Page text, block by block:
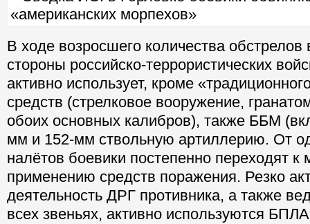
В ходе возросшего количества
стороны российско-террористических
активно использует, кроме
средств (стрелковое вооружение,
обоих основных калибров), также ББМ
мм и 152-мм ствольную артиллерию. От
налётов боевики постепенно переходят к
применению средств поражения. Резко
деятельность ДРГ противника, а также
всех звеньях, активно используются